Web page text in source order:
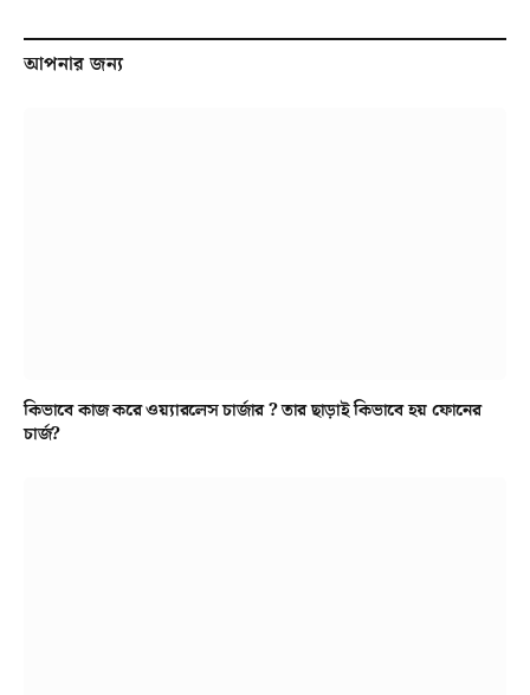
আপনার জন্য
কিভাবে কাজ করে ওয়্যারলেস চার্জার ? তার ছাড়াই কিভাবে হয় ফোনের
চার্জ?